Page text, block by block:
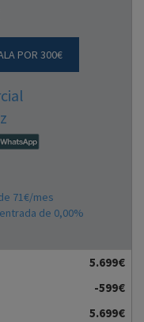
POR 300€
71€/mes
de 0,00%
5.699€
-599€
5.699€